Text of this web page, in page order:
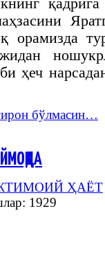
орамизда
ҳеч
бўлмасин…
ҲАЁТ
1929